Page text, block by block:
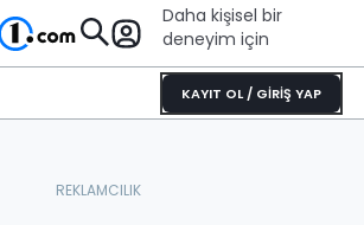
Daha kişisel bir
deneyim için
KAYIT OL / GİRİŞ YAP